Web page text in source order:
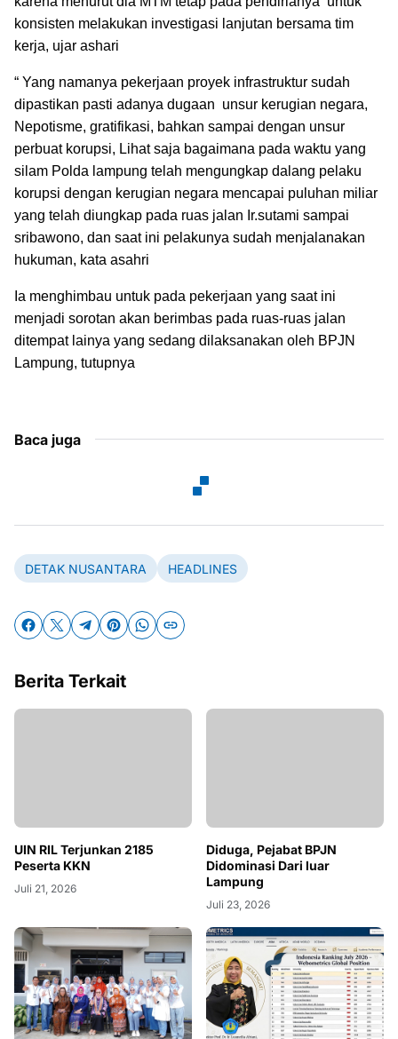
konsisten melakukan investigasi lanjutan bersama tim
kerja, ujar ashari
“ Yang namanya pekerjaan proyek infrastruktur sudah
dipastikan pasti adanya dugaan unsur kerugian negara,
Nepotisme, gratifikasi, bahkan sampai dengan unsur
perbuat korupsi, Lihat saja bagaimana pada waktu yang
silam Polda lampung telah mengungkap dalang pelaku
korupsi dengan kerugian negara mencapai puluhan miliar
yang telah diungkap pada ruas jalan Ir.sutami sampai
sribawono, dan saat ini pelakunya sudah menjalanakan
hukuman, kata asahri
Ia menghimbau untuk pada pekerjaan yang saat ini
menjadi sorotan akan berimbas pada ruas-ruas jalan
ditempat lainya yang sedang dilaksanakan oleh BPJN
Lampung, tutupnya
Baca juga
DETAK NUSANTARA HEADLINES
Berita Terkait
UIN RIL Terjunkan 2185
Peserta KKN
Juli 21, 2026
Diduga, Pejabat BPJN
Didominasi Dari luar
Lampung
Juli 23, 2026